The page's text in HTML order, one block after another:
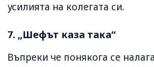
усилията на колегата си.
7. „Шефът каза така“
Въпреки че понякога се